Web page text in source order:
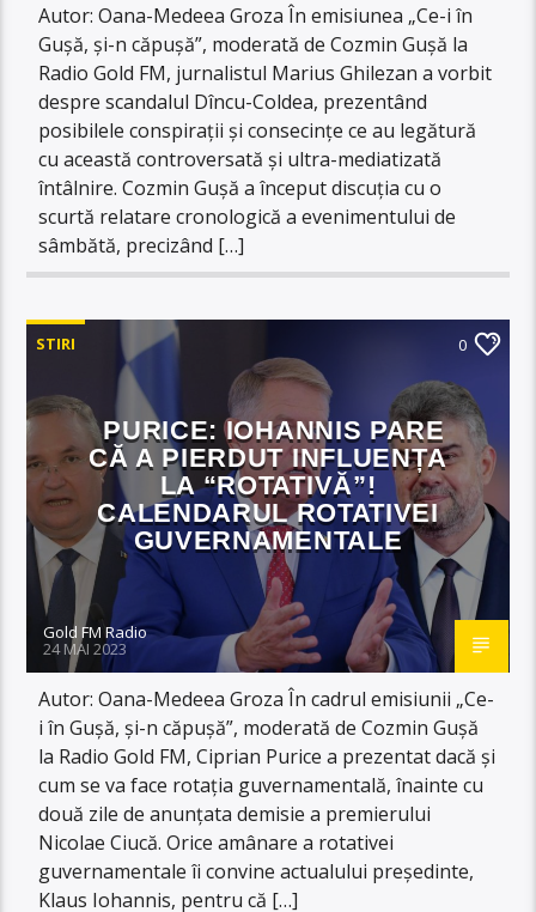
Autor: Oana-Medeea Groza În emisiunea „Ce-i în
Gușă, și-n căpușă”, moderată de Cozmin Gușă la
Radio Gold FM, jurnalistul Marius Ghilezan a vorbit
despre scandalul Dîncu-Coldea, prezentând
posibilele conspirații și consecințe ce au legătură
cu această controversată și ultra-mediatizată
întâlnire. Cozmin Gușă a început discuția cu o
scurtă relatare cronologică a evenimentului de
sâmbătă, precizând […]
STIRI 0
PURICE: IOHANNIS PARE
CĂ A PIERDUT INFLUENȚA
LA “ROTATIVĂ”!
CALENDARUL ROTATIVEI
GUVERNAMENTALE
Gold FM Radio
24 MAI 2023
Autor: Oana-Medeea Groza În cadrul emisiunii „Ce-
i în Gușă, și-n căpușă”, moderată de Cozmin Gușă
la Radio Gold FM, Ciprian Purice a prezentat dacă și
cum se va face rotația guvernamentală, înainte cu
două zile de anunțata demisie a premierului
Nicolae Ciucă. Orice amânare a rotativei
guvernamentale îi convine actualului președinte,
Klaus Iohannis, pentru că […]